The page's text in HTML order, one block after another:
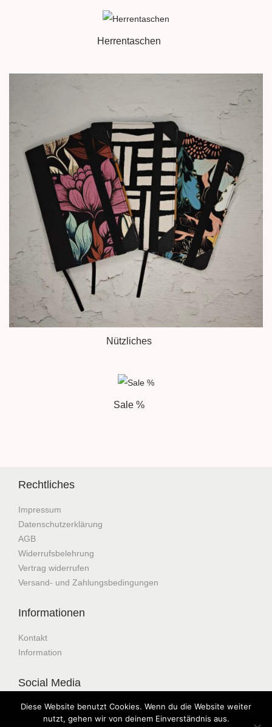
Herrentaschen
Nützliches
Sale %
Rechtliches
Impressum
Datenschutzerklärung
AGB
Widerrufsbelehrung
Vertrag widerrufen
Versand- und Zahlungsbedingungen
Informationen
Kontakt
Information
Social Media
Diese Website benutzt Cookies. Wenn du die Website weiter
nutzt, gehen wir von deinem Einverständnis aus.